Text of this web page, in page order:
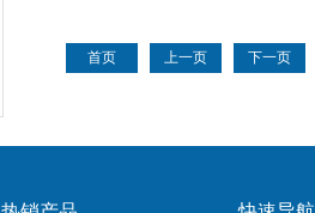
首页 上一页 下一页